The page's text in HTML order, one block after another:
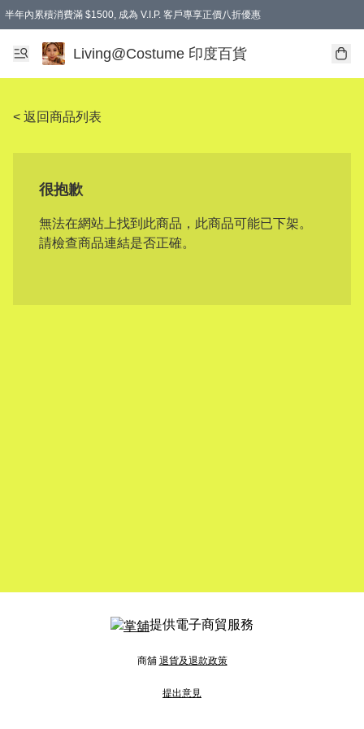
半年內累積消費滿 $1500, 成為 V.I.P. 客戶專享正價八折優惠
滿$600免本地運費
Living@Costume 印度百貨
< 返回商品列表
很抱歉
無法在網站上找到此商品，此商品可能已下架。
請檢查商品連結是否正確。
提供電子商貿服務
商舖 退貨及退款政策
提出意見